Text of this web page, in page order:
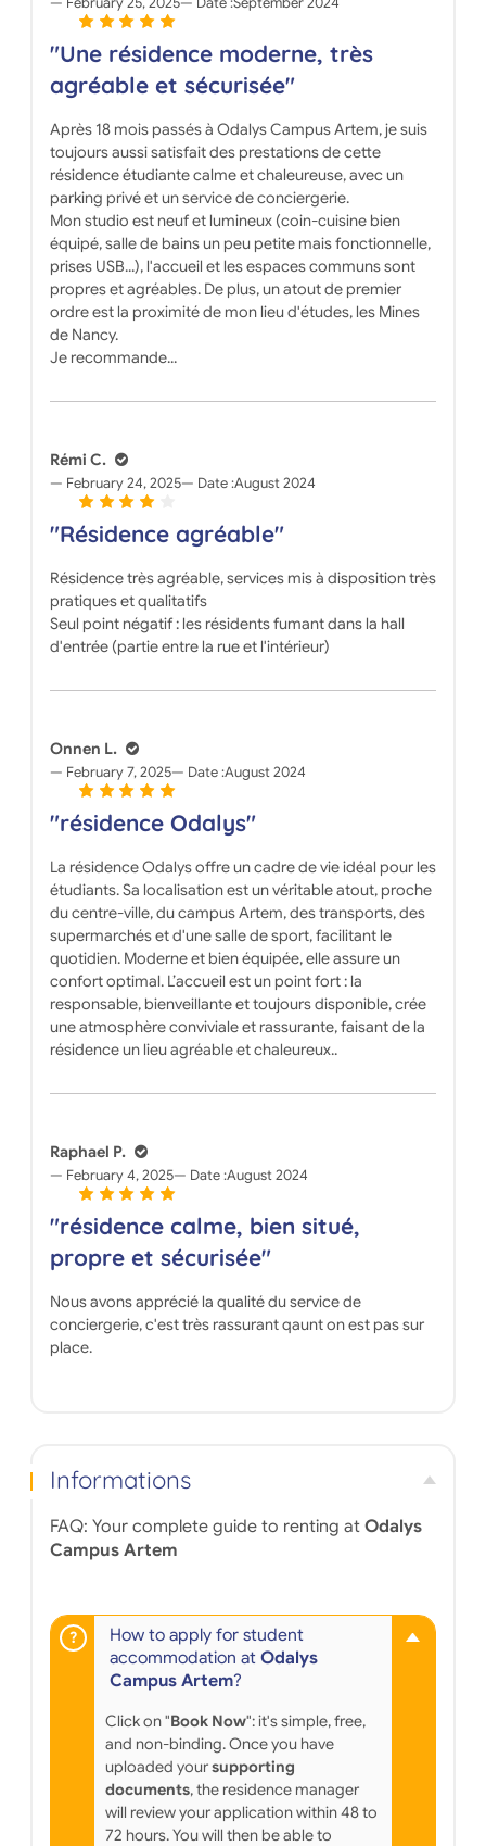
"Une résidence moderne, très
agréable et sécurisée"
Après 18 mois passés à Odalys Campus Artem, je suis
toujours aussi satisfait des prestations de cette
résidence étudiante calme et chaleureuse, avec un
parking privé et un service de conciergerie.
Mon studio est neuf et lumineux (coin-cuisine bien
équipé, salle de bains un peu petite mais fonctionnelle,
prises USB...), l'accueil et les espaces communs sont
propres et agréables. De plus, un atout de premier
ordre est la proximité de mon lieu d'études, les Mines
de Nancy.
Je recommande...
Rémi C.
February 24, 2025 Date :August 2024
"Résidence agréable"
Résidence très agréable, services mis à disposition très
pratiques et qualitatifs
Seul point négatif : les résidents fumant dans la hall
d'entrée (partie entre la rue et l'intérieur)
Onnen L.
February 7, 2025 Date :August 2024
"résidence Odalys"
La résidence Odalys offre un cadre de vie idéal pour les
étudiants. Sa localisation est un véritable atout, proche
du centre-ville, du campus Artem, des transports, des
supermarchés et d'une salle de sport, facilitant le
quotidien. Moderne et bien équipée, elle assure un
confort optimal. L’accueil est un point fort : la
responsable, bienveillante et toujours disponible, crée
une atmosphère conviviale et rassurante, faisant de la
résidence un lieu agréable et chaleureux..
Raphael P.
February 4, 2025 Date :August 2024
"résidence calme, bien situé,
propre et sécurisée"
Nous avons apprécié la qualité du service de
conciergerie, c'est très rassurant qaunt on est pas sur
place.
Informations
FAQ: Your complete guide to renting at Odalys
Campus Artem
How to apply for student
accommodation at Odalys
Campus Artem?
Click on "Book Now": it's simple, free,
and non-binding. Once you have
uploaded yoursupporting
documents, the residence manager
will review your application within 48 to
72 hours. You will then be able to